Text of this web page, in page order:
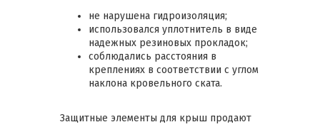
не нарушена гидроизоляция;
использовался уплотнитель в виде
надежных резиновых прокладок;
соблюдались расстояния в
креплениях в соответствии с углом
наклона кровельного ската.
Защитные элементы для крыш продают